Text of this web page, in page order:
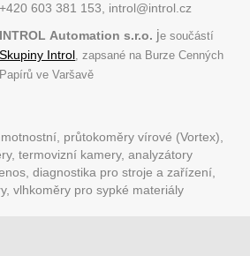
+420 603 381 153, introl@introl.cz
INTROL Automation s.r.o. je součástí
Skupiny Introl, zapsané na Burze Cenných
Papírů ve Varšavě
průtokoměry vírové (Vortex),
termovizní kamery, analyzátory
diagnostika pro stroje a zařízení,
vlhkoměry pro sypké materiály